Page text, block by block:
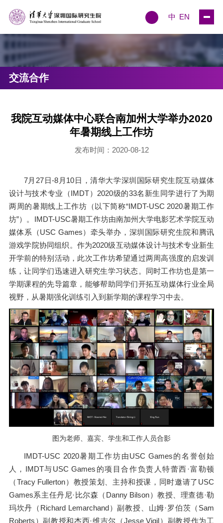
中 EN
交流合作
我院互动媒体中心联合南加州大学举办2020
年暑期线上工作坊
发布时间：2020-08-12
7月27日-8月10日，清华大学深圳国际研究生院互动媒体
设计与技术专业（IMDT）2020级的33名新生同学进行了为期
两周的暑期线上工作坊（以下简称“IMDT-USC 2020暑期工作
坊”）。IMDT-USC暑期工作坊由南加州大学电影艺术学院互动
媒体系（USC Games）牵头举办，深圳国际研究生院和腾讯
游戏学院协同组织。作为2020级互动媒体设计与技术专业新生
开学前的特别活动，此次工作坊希望通过两周高强度的启发训
练，让同学们迅速进入研究生学习状态。同时工作坊也是第一
学期课程的先导篇章，能够帮助同学们开拓互动媒体行业全局
视野，从暑期强化训练引入到新学期的课程学习中去。
图为老师、嘉宾、学生和工作人员合影
IMDT-USC 2020暑期工作坊由USC Games的名誉创始
人，IMDT与USC Games的项目合作负责人特蕾西·富勒顿
（Tracy Fullerton）教授策划、主持和授课，同时邀请了USC
Games系主任丹尼·比尔森（Danny Bilson）教授、理查德·勒
玛坎丹（Richard Lemarchand）副教授、山姆·罗伯茨（Sam
Roberts）副教授和杰西·维吉尔（Jesse Vigil）副教授作为工